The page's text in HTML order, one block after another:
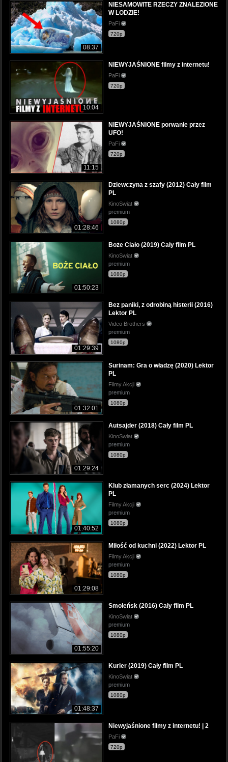
08:37
NIESAMOWITE RZECZY ZNALEZIONE
W LODZIE!
PaFi
720p
10:04
NIEWYJAŚNIONE filmy z internetu!
PaFi
720p
11:15
NIEWYJAŚNIONE porwanie przez
UFO!
PaFi
720p
01:28:46
Dziewczyna z szafy (2012) Cały film
PL
KinoSwiat
premium
1080p
01:50:23
Boże Ciało (2019) Cały film PL
KinoSwiat
premium
1080p
01:29:39
Bez paniki, z odrobiną histerii (2016)
Lektor PL
Video Brothers
premium
1080p
01:32:01
Surinam: Gra o władzę (2020) Lektor
PL
Filmy Akcji
premium
1080p
01:29:24
Autsajder (2018) Cały film PL
KinoSwiat
premium
1080p
01:40:52
Klub złamanych serc (2024) Lektor
PL
Filmy Akcji
premium
1080p
01:29:08
Miłość od kuchni (2022) Lektor PL
Filmy Akcji
premium
1080p
01:55:20
Smoleńsk (2016) Cały film PL
KinoSwiat
premium
1080p
01:48:37
Kurier (2019) Cały film PL
KinoSwiat
premium
1080p
Niewyjaśnione filmy z internetu! | 2
PaFi
720p